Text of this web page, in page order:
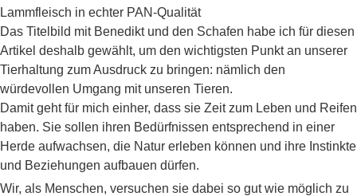
Lammfleisch in echter PAN-Qualität
Das Titelbild mit Benedikt und den Schafen habe ich für diesen
Artikel deshalb gewählt, um den wichtigsten Punkt an unserer
Tierhaltung zum Ausdruck zu bringen: nämlich den
würdevollen Umgang mit unseren Tieren.
Damit geht für mich einher, dass sie Zeit zum Leben und Reifen
haben. Sie sollen ihren Bedürfnissen entsprechend in einer
Herde aufwachsen, die Natur erleben können und ihre Instinkte
und Beziehungen aufbauen dürfen.
Wir, als Menschen, versuchen sie dabei so gut wie möglich zu